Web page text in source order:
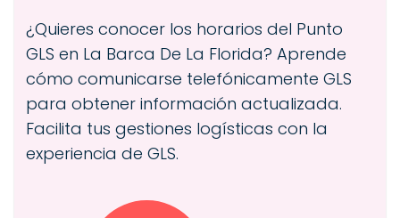
¿Quieres conocer los horarios del Punto
GLS en La Barca De La Florida? Aprende
cómo comunicarse telefónicamente GLS
para obtener información actualizada.
Facilita tus gestiones logísticas con la
experiencia de GLS.